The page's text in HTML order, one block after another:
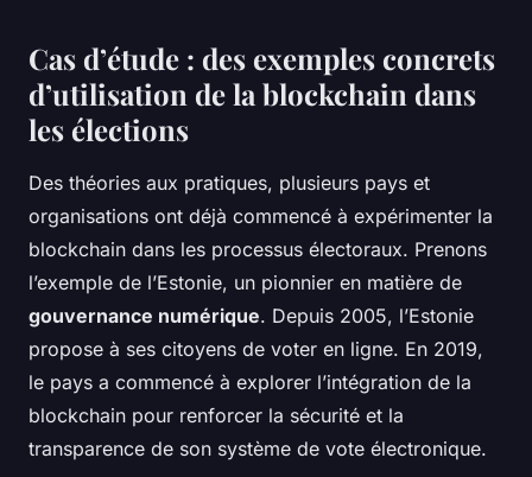
Cas d’étude : des exemples concrets
d’utilisation de la blockchain dans
les élections
Des théories aux pratiques, plusieurs pays et
organisations ont déjà commencé à expérimenter la
blockchain dans les processus électoraux. Prenons
l’exemple de l’Estonie, un pionnier en matière de
gouvernance numérique. Depuis 2005, l’Estonie
propose à ses citoyens de voter en ligne. En 2019,
le pays a commencé à explorer l’intégration de la
blockchain pour renforcer la sécurité et la
transparence de son système de vote électronique.